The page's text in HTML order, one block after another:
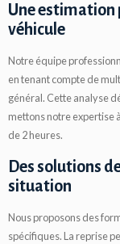
Une estimation
véhicule
Notre équipe
en tenant compte de
général. Cette analyse
mettons notre expertise
de 2 heures.
Des solutions
situation
Nous proposons des
spécifiques. La reprise